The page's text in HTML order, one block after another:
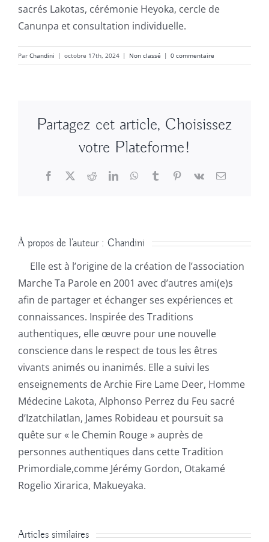
sacrés Lakotas, cérémonie Heyoka, cercle de
Canunpa et consultation individuelle.
Par Chandini | octobre 17th, 2024 | Non classé | 0 commentaire
Partagez cet article, Choisissez
votre Plateforme!
Facebook
X RedditLinkedInWhatsApp
TumblrPinterest
Vk Email
À propos de l'auteur : Chandini
Elle est à l’origine de la création de l’association
Marche Ta Parole en 2001 avec d’autres ami(e)s
afin de partager et échanger ses expériences et
connaissances. Inspirée des Traditions
authentiques, elle œuvre pour une nouvelle
conscience dans le respect de tous les êtres
vivants animés ou inanimés. Elle a suivi les
enseignements de Archie Fire Lame Deer, Homme
Médecine Lakota, Alphonso Perrez du Feu sacré
d’Izatchilatlan, James Robideau et poursuit sa
quête sur « le Chemin Rouge » auprès de
personnes authentiques dans cette Tradition
Primordiale,comme Jérémy Gordon, Otakamé
Rogelio Xirarica, Makueyaka.
Articles similaires